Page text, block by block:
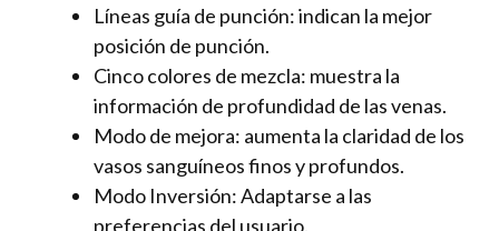
Líneas guía de punción: indican la mejor
posición de punción.
Cinco colores de mezcla: muestra la
información de profundidad de las venas.
Modo de mejora: aumenta la claridad de los
vasos sanguíneos finos y profundos.
Modo Inversión: Adaptarse a las
preferencias del usuario.